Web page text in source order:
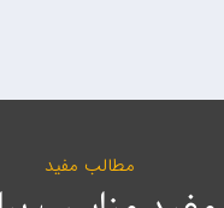
مطالب مفید